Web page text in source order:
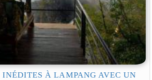
INÉDITES À LAMPANG AVEC UN